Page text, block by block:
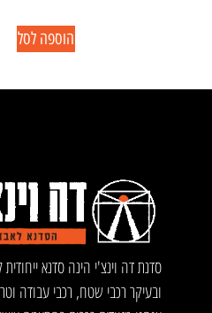
הוספה לסל
סדנת דה וינצ'י הינה סדנא
ובעיקר רכבי שטח, רכבי עבודה